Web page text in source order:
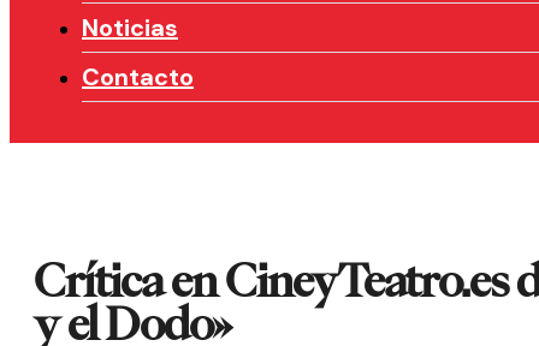
Noticias
Contacto
Crítica en CineyTeatro.es
y el Dodo»